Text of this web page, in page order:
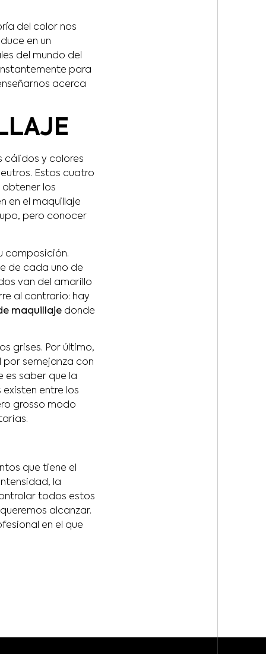
del color nos
en un
del mundo del
para
acerca
cálidos y colores
Estos cuatro
los
en el maquillaje
pero conocer
composición.
de cada uno de
van del amarillo
al contrario: hay
maquillaje donde
grises. Por último,
por semejanza con
es saber que la
entre los
grosso modo
que tiene el
la
todos estos
alcanzar.
en el que